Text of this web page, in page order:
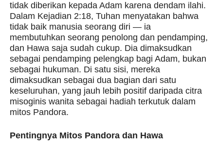
tidak diberikan kepada Adam karena dendam ilahi.
Dalam Kejadian 2:18, Tuhan menyatakan bahwa
tidak baik manusia seorang diri — ia
membutuhkan seorang penolong dan pendamping,
dan Hawa saja sudah cukup. Dia dimaksudkan
sebagai pendamping pelengkap bagi Adam, bukan
sebagai hukuman. Di satu sisi, mereka
dimaksudkan sebagai dua bagian dari satu
keseluruhan, yang jauh lebih positif daripada citra
misoginis wanita sebagai hadiah terkutuk dalam
mitos Pandora.
Pentingnya Mitos Pandora dan Hawa